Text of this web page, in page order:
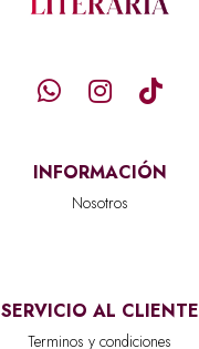
INFORMACIÓN
Nosotros
SERVICIO AL CLIENTE
Terminos y condiciones